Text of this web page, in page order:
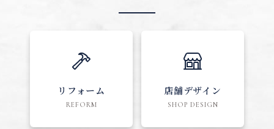
リフォーム
REFORM
店舗デザイン
SHOP DESIGN